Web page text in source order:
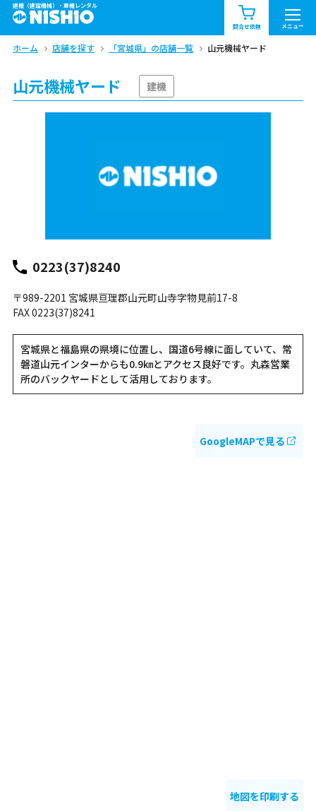
建機（建設機械）・重機レンタル
問合せ依頼 メニュー
商品一覧 お知らせ一覧
問合せ依頼リスト お問合せ
エリア情報を見る
北海道 東北 関東
ホーム 店舗を探す 「宮城県」の店舗一覧 山元機械ヤード
山元機械ヤード 建機
0223(37)8240
〒989-2201 宮城県亘理郡山元町山寺字物見前17-8
FAX 0223(37)8241
宮城県と福島県の県境に位置し、国道6号線に面していて、常
磐道山元インターからも0.9㎞とアクセス良好です。丸森営業
所のバックヤードとして活用しております。
GoogleMAPで見る
地図を印刷する